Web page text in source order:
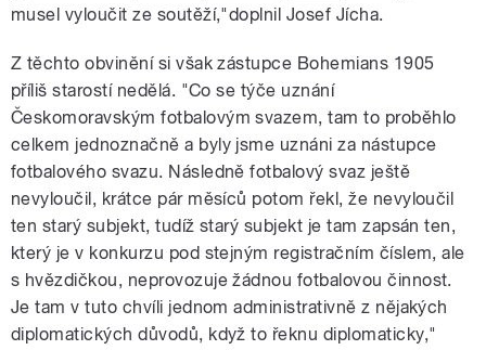
musel vyloučit ze soutěží,"doplnil Josef Jícha.
Z těchto obvinění si však zástupce Bohemians 1905
příliš starostí nedělá. "Co se týče uznání
Českomoravským fotbalovým svazem, tam to proběhlo
celkem jednoznačně a byly jsme uznáni za nástupce
fotbalového svazu. Následně fotbalový svaz ještě
nevyloučil, krátce pár měsíců potom řekl, že nevyloučil
ten starý subjekt, tudíž starý subjekt je tam zapsán ten,
který je v konkurzu pod stejným registračním číslem, ale
s hvězdičkou, neprovozuje žádnou fotbalovou činnost.
Je tam v tuto chvíli jednom administrativně z nějakých
diplomatických důvodů, když to řeknu diplomaticky,"